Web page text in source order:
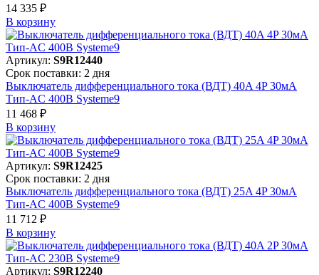
14 335 ₽
В корзинy
Артикул: S9R12440
Срок поставки: 2 дня
Выключатель дифференциального тока (ВДТ) 40A 4P 30мА
Тип-AC 400В Systeme9
11 468 ₽
В корзинy
Артикул: S9R12425
Срок поставки: 2 дня
Выключатель дифференциального тока (ВДТ) 25A 4P 30мА
Тип-AC 400В Systeme9
11 712 ₽
В корзинy
Артикул: S9R12240